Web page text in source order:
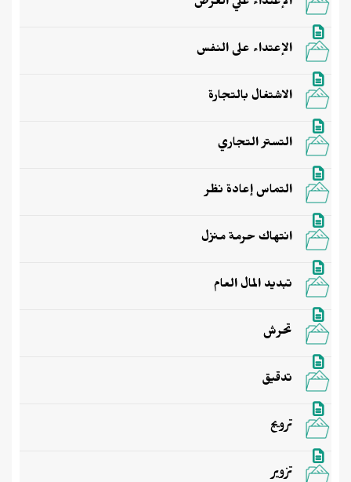
الإعتداء علي العرض
الإعتداء على النفس
الاشتغال بالتجارة
التستر التجاري
التماس إعادة نظر
انتهاك حرمة منزل
تبديد المال العام
تحرش
تدقيق
ترويج
تزوير